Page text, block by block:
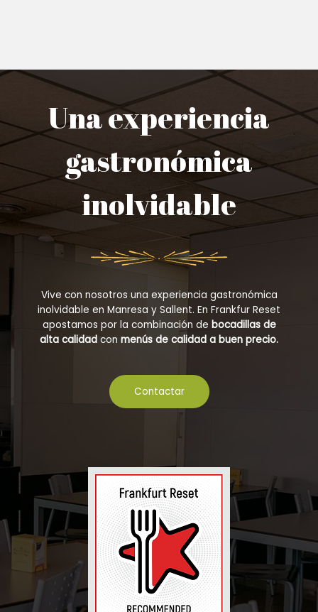
Una experiencia
gastronómica
inolvidable
Vive con nosotros una experiencia gastronómica
inolvidable en Manresa y Sallent. En Frankfur Reset
apostamos por la combinación de bocadillas de
alta calidad con menús de calidad a buen precio.
Contactar